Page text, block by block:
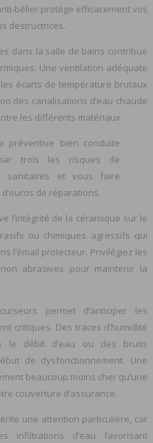
bélier protège efficacement vos
destructrices.
dans la salle de bains contribue
Une ventilation adéquate
écarts de température brutaux
des canalisations d’eau chaude
les différents matériaux.
préventive bien conduite
trois les risques de
sanitaires et vous faire
de réparations.
l’intégrité de la céramique sur le
ou chimiques agressifs qui
l’émail protecteur. Privilégiez les
abrasives pour maintenir la
permet d’anticiper les
critiques. Des traces d’humidité
le débit d’eau ou des bruits
de dysfonctionnement. Une
beaucoup moins cher qu’une
couverture d’assurance.
une attention particulière, car
infiltrations d’eau favorisant